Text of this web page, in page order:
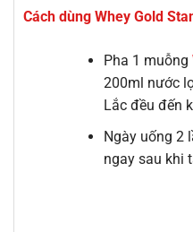
Cách dùng Whey Gold
Pha 1 muỗng
200ml nước
Lắc đều đến
Ngày uống 2
ngay sau khi